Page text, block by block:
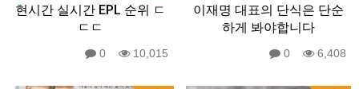
현시간 실시간 EPL 순위 ㄷ
ㄷㄷ
0 10,015
이재명 대표의 단식은 단순
하게 봐야합니다
0 6,408